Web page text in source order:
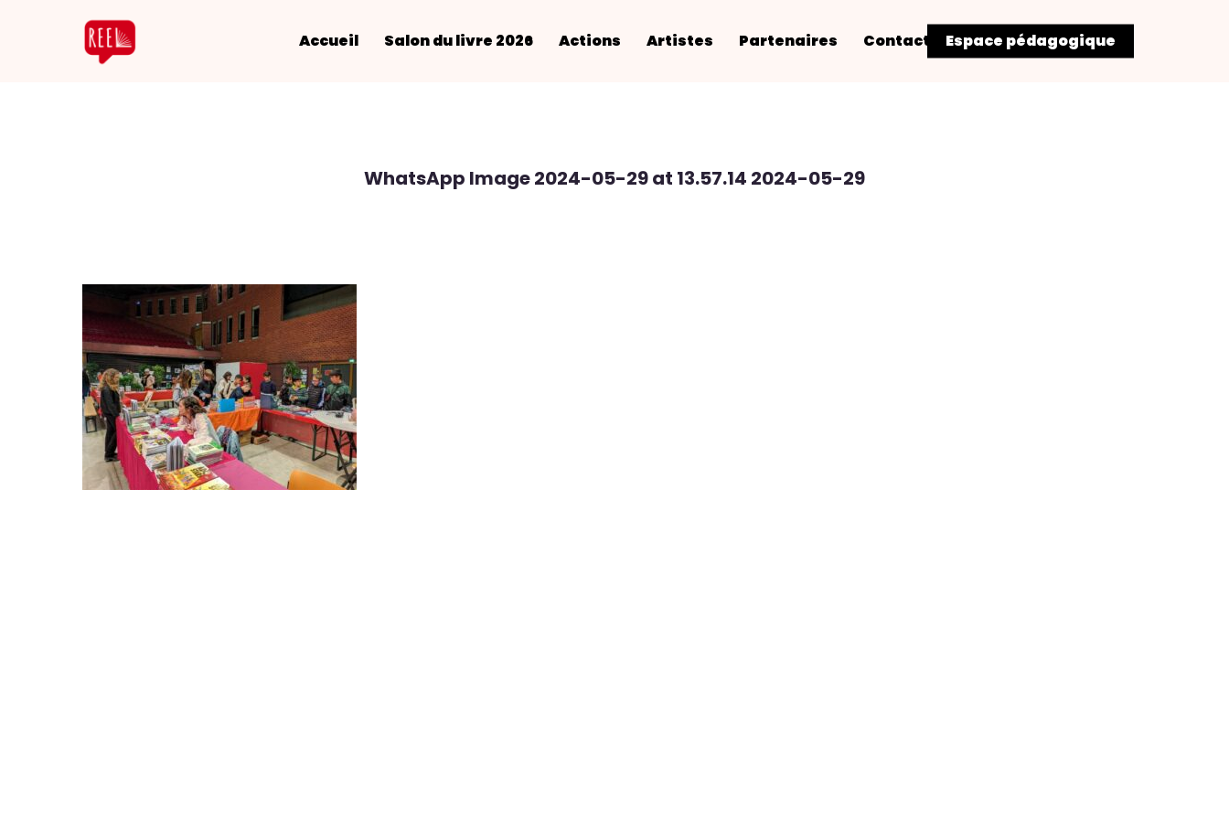
Accueil Salon du livre 2026 Actions Artistes Partenaires Contact Espace pédagogique
WhatsApp Image 2024-05-29 at 13.57.14 2024-05-29